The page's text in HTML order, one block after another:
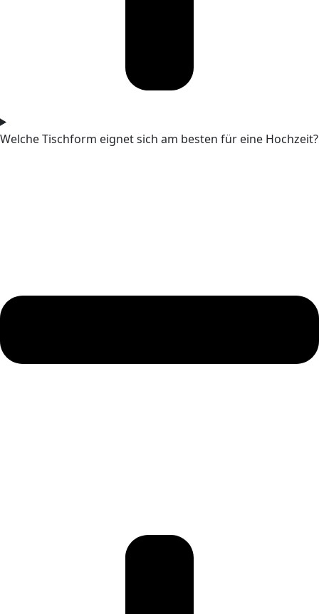
Welche Tischform eignet sich am besten für eine Hochzeit?